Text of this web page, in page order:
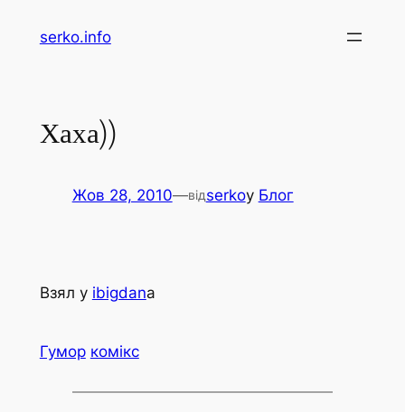
serko.info
Хаха))
Жов 28, 2010—відserkoу Блог
Взял у ibigdanа
Гумор комікс